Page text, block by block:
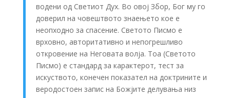
водени од Светиот Дух. Во овој Збор, Бог му го
доверил на човештвото знаењето кое е
неопходно за спасение. Светото Писмо е
врховно, авторитативно и непогрешливо
откровение на Неговата волја. Тоа (Светото
Писмо) е стандард за карактерот, тест за
искуството, конечен показател на доктрините и
веродостоен запис на Божјите делувања низ